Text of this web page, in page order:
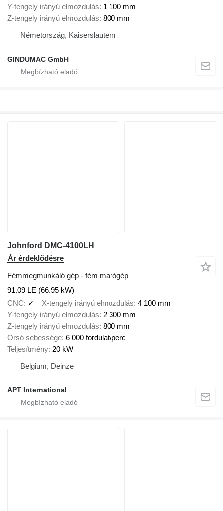
Y-tengely irányú elmozdulás 1 100 mm
Z-tengely irányú elmozdulás 800 mm
Németország, Kaiserslautern
GINDUMAC GmbH
Johnford DMC-4100LH
Ár érdeklődésre
Fémmegmunkáló gép - fém marógép
91.09 LE (66.95 kW)
CNC
✓ X-tengely irányú elmozdulás 4 100 mm
Y-tengely irányú elmozdulás 2 300 mm
Z-tengely irányú elmozdulás 800 mm
Orsó sebessége 6 000 fordulat/perc
Teljesítmény 20 kW
Belgium, Deinze
APT International